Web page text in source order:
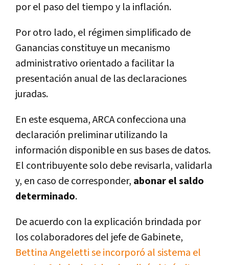
por el paso del tiempo y la inflación.
Por otro lado, el régimen simplificado de
Ganancias constituye un mecanismo
administrativo orientado a facilitar la
presentación anual de las declaraciones
juradas.
En este esquema, ARCA confecciona una
declaración preliminar utilizando la
información disponible en sus bases de datos.
El contribuyente solo debe revisarla, validarla
y, en caso de corresponder, abonar el saldo
determinado.
De acuerdo con la explicación brindada por
los colaboradores del jefe de Gabinete,
Bettina Angeletti se incorporó al sistema el